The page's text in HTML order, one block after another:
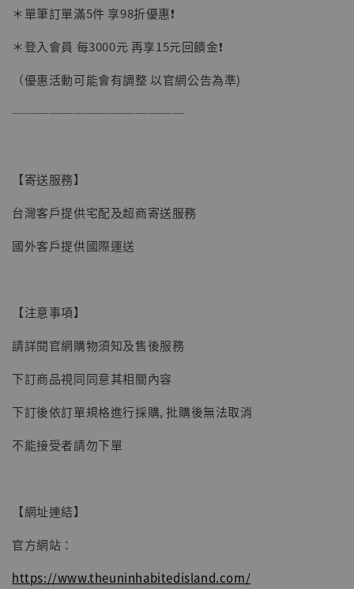
＊單筆訂單滿5件 享98折優惠❗️
＊登入會員 每3000元 再享15元回饋金❗️
（優惠活動可能會有調整 以官網公告為準)
──────────────
【寄送服務】
台灣客戶提供宅配及超商寄送服務
國外客戶提供國際運送
【注意事項】
請詳閱官網購物須知及售後服務
下訂商品視同同意其相關內容
下訂後依訂單規格進行採購, 批購後無法取消
不能接受者請勿下單
【網址連結】
官方網站：
https://www.theuninhabitedisland.com/